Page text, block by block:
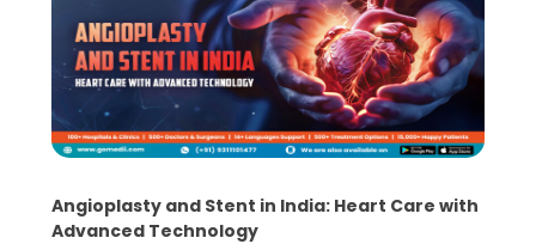
Angioplasty and Stent in India: Heart Care with
Advanced Technology